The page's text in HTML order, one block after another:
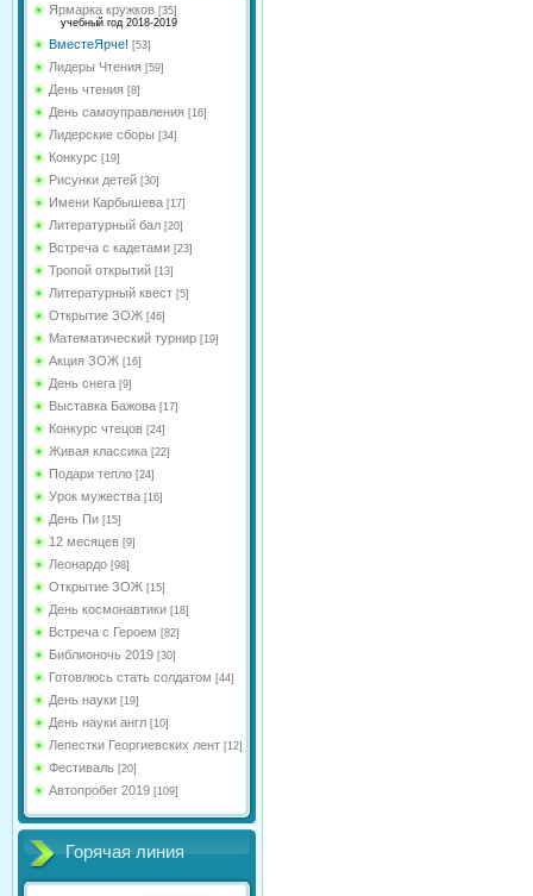
Ярмарка кружков [35]
учебный год 2018-2019
ВместеЯрче! [53]
Лидеры Чтения [59]
День чтения [8]
День самоуправления [16]
Лидерские сборы [34]
Конкурс [19]
Рисунки детей [30]
Имени Карбышева [17]
Литературный бал [20]
Встреча с кадетами [23]
Тропой открытий [13]
Литературный квест [5]
Открытие ЗОЖ [46]
Математический турнир [19]
Акция ЗОЖ [16]
День снега [9]
Выставка Бажова [17]
Конкурс чтецов [24]
Живая классика [22]
Подари тепло [24]
Урок мужества [16]
День Пи [15]
12 месяцев [9]
Леонардо [98]
Открытие ЗОЖ [15]
День космонавтики [18]
Встреча с Героем [82]
Библионочь 2019 [30]
Готовлюсь стать солдатом [44]
День науки [19]
День науки англ [10]
Лепестки Георгиевских лент [12]
Фестиваль [20]
Автопробег 2019 [109]
Горячая линия